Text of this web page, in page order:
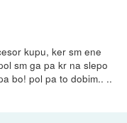
kupu, ker sm ene
sm ga pa kr na slepo
bo! pol pa to dobim.. ..